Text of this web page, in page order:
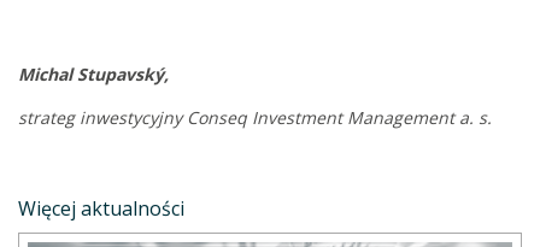
Michal Stupavský,
strateg inwestycyjny Conseq Investment Management a. s.
Więcej aktualności